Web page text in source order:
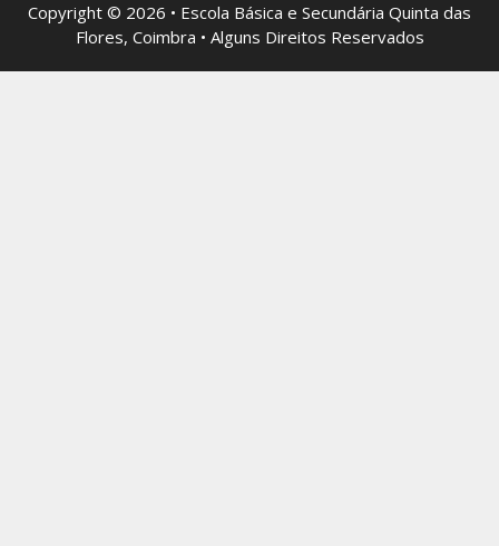
Copyright © 2026 • Escola Básica e Secundária Quinta das
Flores, Coimbra • Alguns Direitos Reservados